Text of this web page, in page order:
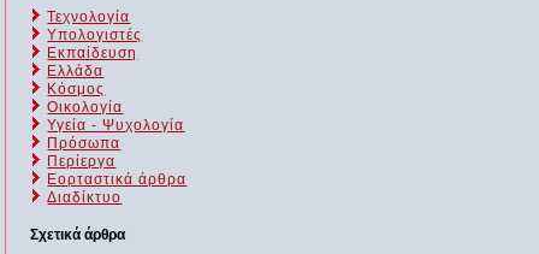
Τεχνολογία
Υπολογιστές
Εκπαίδευση
Ελλάδα
Κόσμος
Οικολογία
Υγεία - Ψυχολογία
Πρόσωπα
Περίεργα
Εορταστικά άρθρα
Διαδίκτυο
Σχετικά άρθρα